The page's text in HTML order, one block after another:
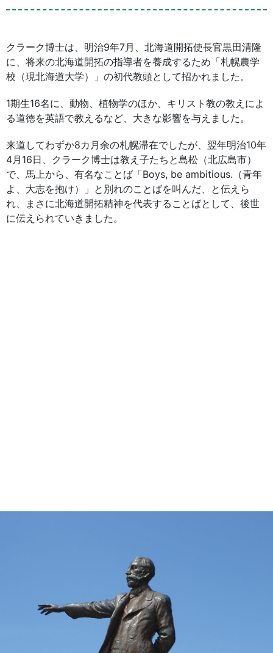
クラーク博士は、明治9年7月、北海道開拓使長官黒田清隆
に、将来の北海道開拓の指導者を養成するため「札幌農学
校（現北海道大学）」の初代教頭として招かれました。
1期生16名に、動物、植物学のほか、キリスト教の教えによ
る道徳を英語で教えるなど、大きな影響を与えました。
来道してわずか8カ月余の札幌滞在でしたが、翌年明治10年
4月16日、クラーク博士は教え子たちと島松（北広島市）
で、馬上から、有名なことば「Boys, be ambitious.（青年
よ、大志を抱け）」と別れのことばを叫んだ、と伝えら
れ、まさに北海道開拓精神を代表することばとして、後世
に伝えられていきました。